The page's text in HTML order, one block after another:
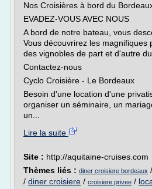
Nos Croisières à bord du
EVADEZ-VOUS AVEC NOUS
A bord de notre bateau, vous
Vous découvrirez les magnifiques
des vignobles de part et d'autre du
Contactez-nous
Cyclo Croisière - Le Bordeaux
Besoin d'une location d'une
organiser un séminaire, un
un...
Lire la suite
Site : http://aquitaine-cruises.com
Thèmes liés : diner croisiere bordeaux /
/ diner croisiere / croisiere privee /